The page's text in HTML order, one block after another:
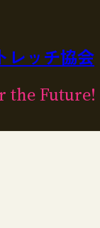
レッチ協会
the Future!